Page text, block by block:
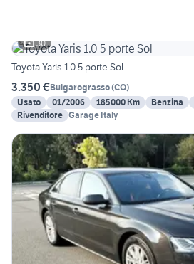
30
Toyota Yaris 1.0 5 porte Sol
3.350 €Bulgarograsso(CO)
Usato
01/2006 185000 Km Benzina
Rivenditore Garage Italy